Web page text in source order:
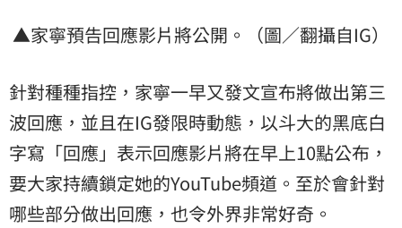
▲家寧預告回應影片將公開。（圖／翻攝自IG）
針對種種指控，家寧一早又發文宣布將做出第三
波回應，並且在IG發限時動態，以斗大的黑底白
字寫「回應」表示回應影片將在早上10點公布，
要大家持續鎖定她的YouTube頻道。至於會針對
哪些部分做出回應，也令外界非常好奇。